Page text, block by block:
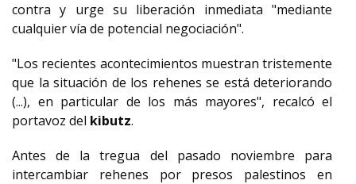
contra y urge su liberación inmediata "mediante
cualquier vía de potencial negociación".
"Los recientes acontecimientos muestran tristemente
que la situación de los rehenes se está deteriorando
(...), en particular de los más mayores", recalcó el
portavoz del kibutz.
Antes de la tregua del pasado noviembre para
intercambiar rehenes por presos palestinos en